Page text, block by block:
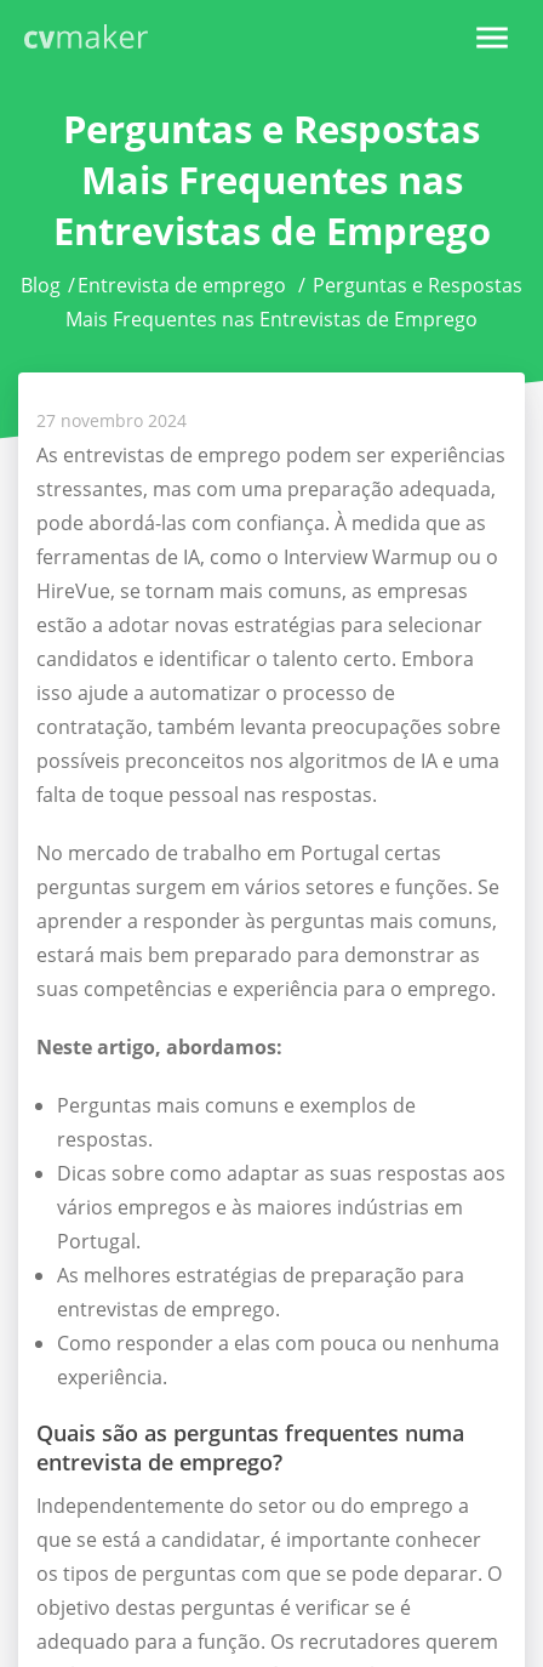
Perguntas e Respostas
Mais Frequentes nas
Entrevistas de Emprego
Blog /Entrevista de emprego / Perguntas e Respostas
Mais Frequentes nas Entrevistas de Emprego
27 novembro 2024
As entrevistas de emprego podem ser experiências
stressantes, mas com uma preparação adequada,
pode abordá-las com confiança. À medida que as
ferramentas de IA, como o Interview Warmup ou o
HireVue, se tornam mais comuns, as empresas
estão a adotar novas estratégias para selecionar
candidatos e identificar o talento certo. Embora
isso ajude a automatizar o processo de
contratação, também levanta preocupações sobre
possíveis preconceitos nos algoritmos de IA e uma
falta de toque pessoal nas respostas.
No mercado de trabalho em Portugal certas
perguntas surgem em vários setores e funções. Se
aprender a responder às perguntas mais comuns,
estará mais bem preparado para demonstrar as
suas competências e experiência para o emprego.
Neste artigo, abordamos:
Perguntas mais comuns e exemplos de
respostas.
Dicas sobre como adaptar as suas respostas aos
vários empregos e às maiores indústrias em
Portugal.
As melhores estratégias de preparação para
entrevistas de emprego.
Como responder a elas com pouca ou nenhuma
experiência.
Quais são as perguntas frequentes numa
entrevista de emprego?
Independentemente do setor ou do emprego a
que se está a candidatar, é importante conhecer
os tipos de perguntas com que se pode deparar. O
objetivo destas perguntas é verificar se é
adequado para a função. Os recrutadores querem